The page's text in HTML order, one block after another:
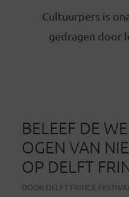
Cultuurpers is
gedragen door
BELEEF DE
OGEN VAN
OP DELFT
DOOR DELFT FRINGE FESTIVAL